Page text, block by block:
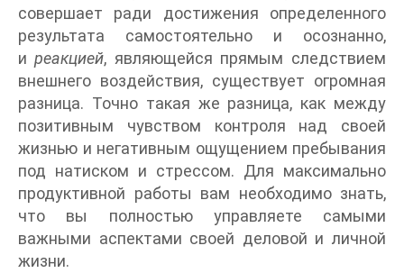
совершает ради достижения определенного
результата самостоятельно и осознанно,
и реакцией, являющейся прямым следствием
внешнего воздействия, существует огромная
разница. Точно такая же разница, как между
позитивным чувством контроля над своей
жизнью и негативным ощущением пребывания
под натиском и стрессом. Для максимально
продуктивной работы вам необходимо знать,
что вы полностью управляете самыми
важными аспектами своей деловой и личной
жизни.